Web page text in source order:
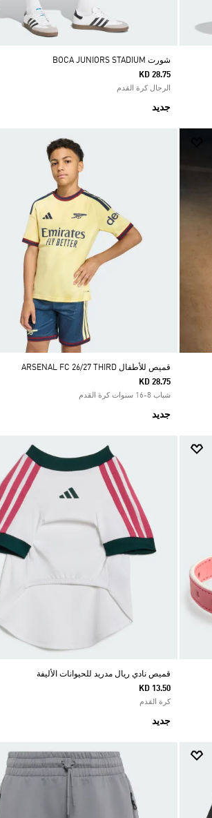
شورت BOCA JUNIORS STADIUM
KD 28.75
الرجال كرة القدم
جديد
قميص للأطفال ARSENAL FC 26/27 THIRD
KD 28.75
شباب 8-16 سنوات كرة القدم
جديد
قميص نادي ريال مدريد للحيوانات الأليفة
KD 13.50
كرة القدم
جديد